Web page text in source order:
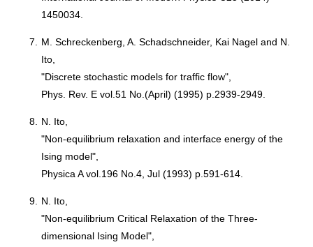
1450034.
7.
M. Schreckenberg, A. Schadschneider, Kai Nagel and N.
Ito,
"Discrete stochastic models for traffic flow",
Phys. Rev. E vol.51 No.(April) (1995) p.2939-2949.
8.
N. Ito,
"Non-equilibrium relaxation and interface energy of the
Ising model",
Physica A vol.196 No.4, Jul (1993) p.591-614.
9.
N. Ito,
"Non-equilibrium Critical Relaxation of the Three-
dimensional Ising Model",